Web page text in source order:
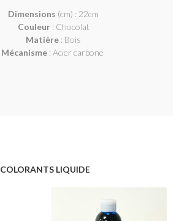
Dimensions (cm) : 22cm
Couleur : Chocolat
Matière : Bois
Mécanisme : Acier carbone
COLORANTS LIQUIDE